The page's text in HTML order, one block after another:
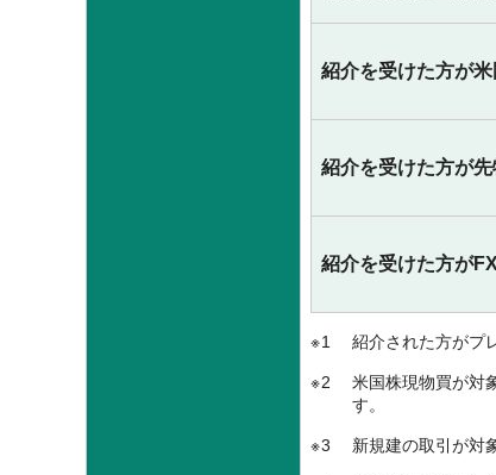
紹介を受けた方が
紹介を受けた方が
紹介を受けた方が
1 紹介された方がプ
2
米国株現物買が対
す。
3 新規建の取引が対